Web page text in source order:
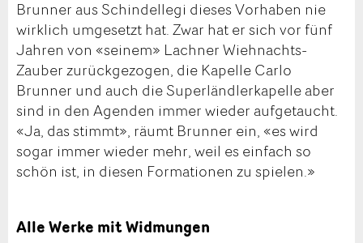
Brunner aus Schindellegi dieses Vorhaben nie
wirklich umgesetzt hat. Zwar hat er sich vor fünf
Jahren von «seinem» Lachner Wiehnachts-
Zauber zurückgezogen, die Kapelle Carlo
Brunner und auch die Superländlerkapelle aber
sind in den Agenden immer wieder aufgetaucht.
«Ja, das stimmt», räumt Brunner ein, «es wird
sogar immer wieder mehr, weil es einfach so
schön ist, in diesen Formationen zu spielen.»
Alle Werke mit Widmungen